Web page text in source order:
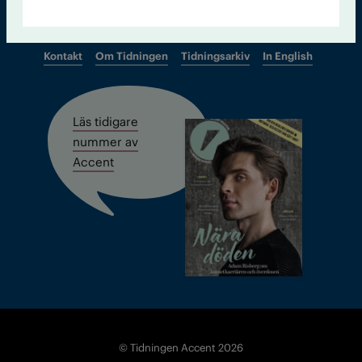
Kontakt Om Tidningen Tidningsarkiv In English
Läs tidigare
nummer av
Accent
© Tidningen Accent 2026